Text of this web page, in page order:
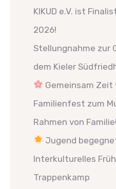
KIKUD e.V. ist
2026!
Stellungnahme zur
dem Kieler
Gemeinsam Zeit
Familienfest zum
Rahmen von
Jugend
Interkulturelles
Trappenkamp